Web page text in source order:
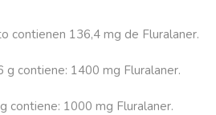
contienen 136,4 mg de Fluralaner.
g contiene: 1400 mg Fluralaner.
contiene: 1000 mg Fluralaner.